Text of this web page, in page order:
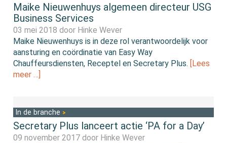
Maike Nieuwenhuys algemeen directeur USG
Business Services
03 mei 2018 door Hinke Wever
Maike Nieuwenhuys is in deze rol verantwoordelijk voor
aansturing en coördinatie van Easy Way
Chauffeursdiensten, Receptel en Secretary Plus. [Lees
meer …]
In de branche
Secretary Plus lanceert actie ‘PA for a Day’
09 november 2017 door Hinke Wever